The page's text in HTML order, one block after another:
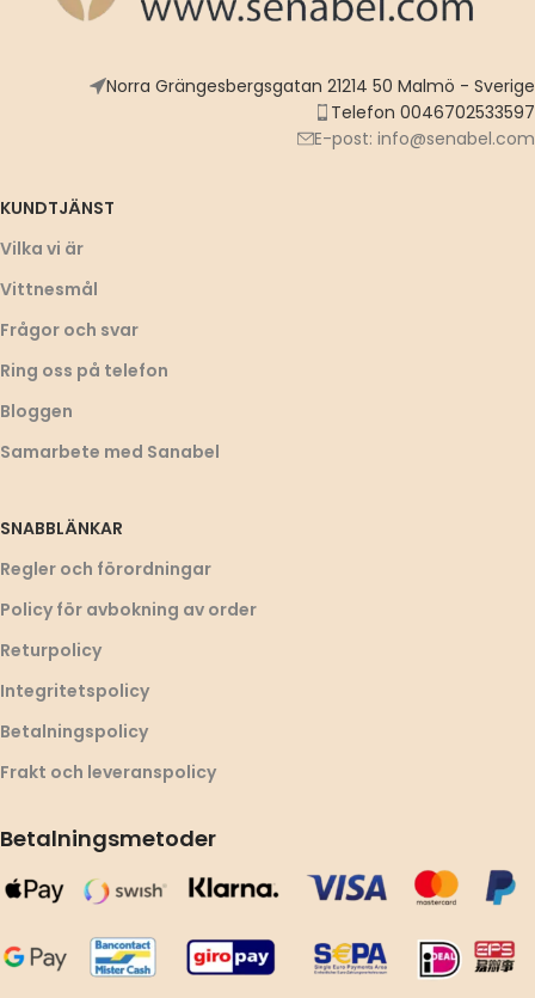
Norra Grängesbergsgatan 21214 50 Malmö - Sverige
Telefon 0046702533597
E-post: info@senabel.com
KUNDTJÄNST
Vilka vi är
Vittnesmål
Frågor och svar
Ring oss på telefon
Bloggen
Samarbete med Sanabel
SNABBLÄNKAR
Regler och förordningar
Policy för avbokning av order
Returpolicy
Integritetspolicy
Betalningspolicy
Frakt och leveranspolicy
Betalningsmetoder